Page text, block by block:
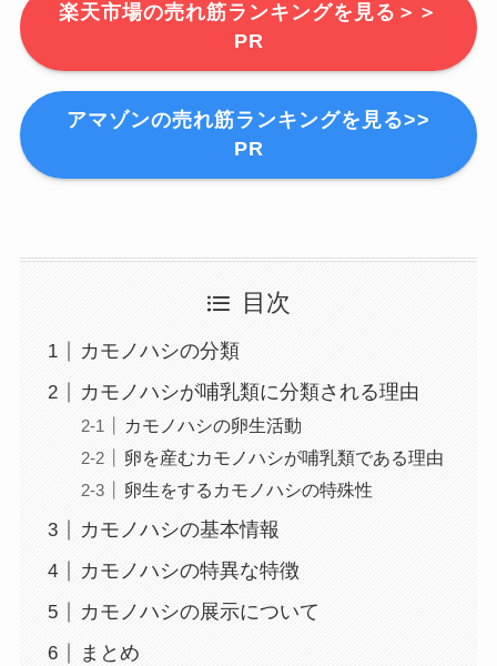
楽天市場の売れ筋ランキングを見る＞＞
PR
アマゾンの売れ筋ランキングを見る>>
PR
目次
カモノハシの分類
カモノハシが哺乳類に分類される理由
カモノハシの卵生活動
卵を産むカモノハシが哺乳類である理由
卵生をするカモノハシの特殊性
カモノハシの基本情報
カモノハシの特異な特徴
カモノハシの展示について
まとめ